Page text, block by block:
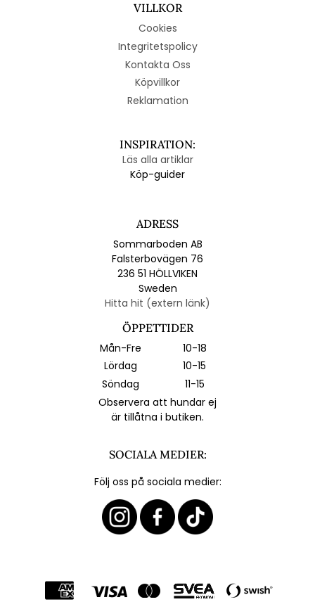
VILLKOR
Cookies
Integritetspolicy
Kontakta Oss
Köpvillkor
Reklamation
INSPIRATION:
Läs alla artiklar
Köp-guider
ADRESS
Sommarboden AB
Falsterbovägen 76
236 51 HÖLLVIKEN
Sweden
Hitta hit (extern länk)
ÖPPETTIDER
Mån-Fre
10-18
Lördag
10-15
Söndag
11-15
Observera att hundar ej
är tillåtna i butiken.
SOCIALA MEDIER:
Följ oss på sociala medier: